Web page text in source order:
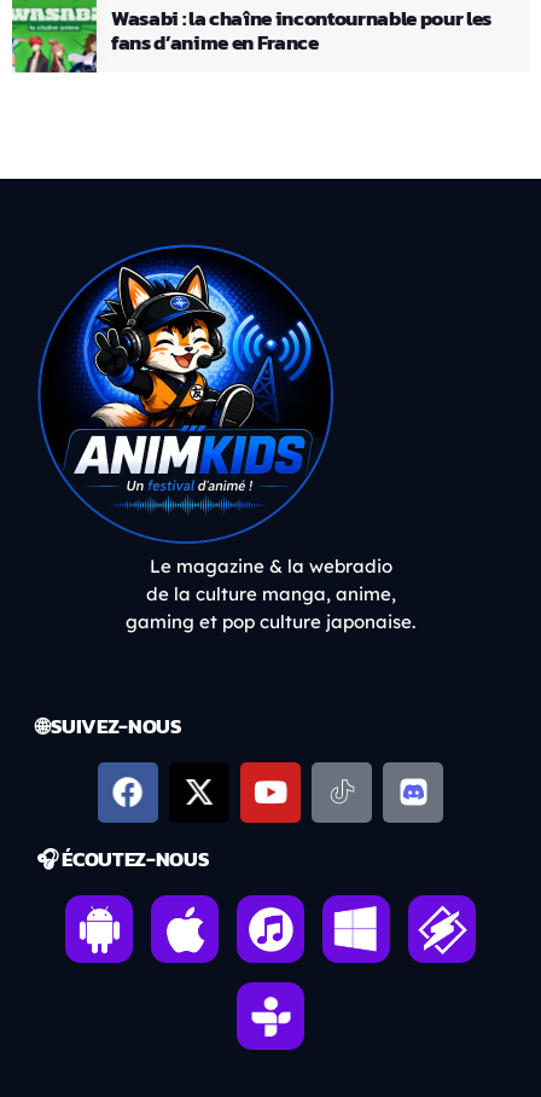
Wasabi : la chaîne incontournable pour les
fans d’anime en France
Le magazine & la webradio
de la culture manga, anime,
gaming et pop culture japonaise.
🌐 SUIVEZ-NOUS
🎧 ÉCOUTEZ-NOUS